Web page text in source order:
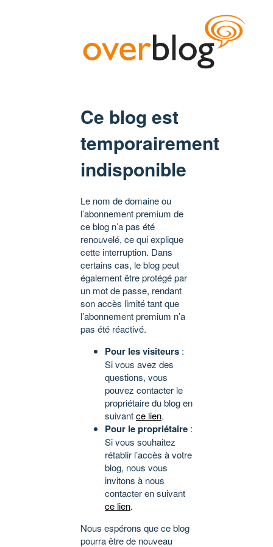
Ce blog est
temporairement
indisponible
Le nom de domaine ou
l’abonnement premium de
ce blog n’a pas été
renouvelé, ce qui explique
cette interruption. Dans
certains cas, le blog peut
également être protégé par
un mot de passe, rendant
son accès limité tant que
l’abonnement premium n’a
pas été réactivé.
Pour les visiteurs :
Si vous avez des
questions, vous
pouvez contacter le
propriétaire du blog en
suivantce lien.
Pour le propriétaire :
Si vous souhaitez
rétablir l’accès à votre
blog, nous vous
invitons à nous
contacter en suivant
ce lien.
Nous espérons que ce blog
pourra être de nouveau